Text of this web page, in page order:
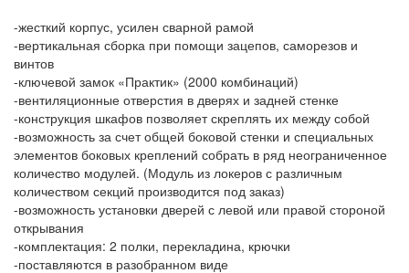
-жесткий корпус, усилен сварной рамой
-вертикальная сборка при помощи зацепов, саморезов и
винтов
-ключевой замок «Практик» (2000 комбинаций)
-вентиляционные отверстия в дверях и задней стенке
-конструкция шкафов позволяет скреплять их между собой
-возможность за счет общей боковой стенки и специальных
элементов боковых креплений собрать в ряд неограниченное
количество модулей. (Модуль из локеров с различным
количеством секций производится под заказ)
-возможность установки дверей с левой или правой стороной
открывания
-комплектация: 2 полки, перекладина, крючки
-поставляются в разобранном виде